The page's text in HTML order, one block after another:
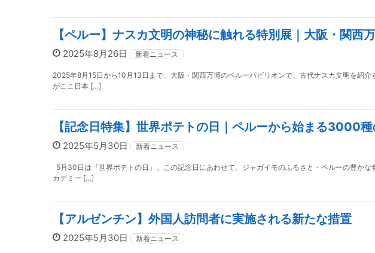
【ペルー】ナスカ文明の神秘に触れる特別展｜大阪・関西
2025年8月26日 新着ニュース
2025年8月15日から10月13日まで、大阪・関西万博のペルーパビリオンで、古代ナスカ文明を紹
がここ日本 […]
【記念日特集】世界ポテトの日｜ペルーから始まる3000
2025年5月30日 新着ニュース
5月30日は『世界ポテトの日』。この記念日にあわせて、ジャガイモのふるさと・ペルーの豊か
カデミー […]
【アルゼンチン】外国人訪問者に実施される新たな措置
2025年5月30日 新着ニュース